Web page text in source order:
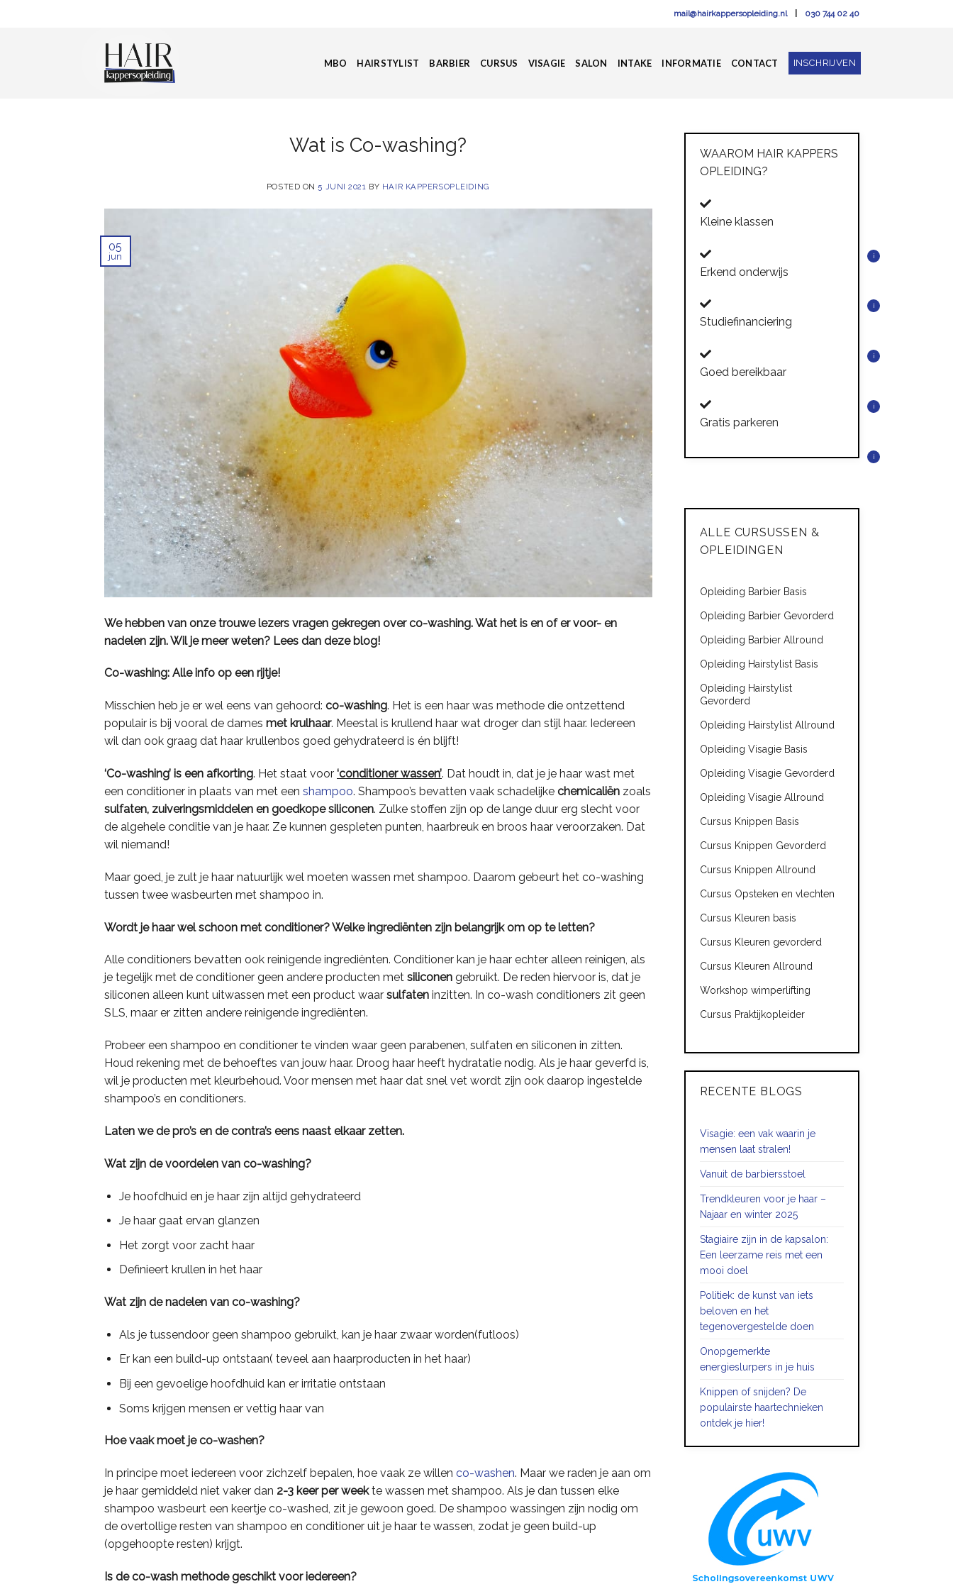
mail@hairkappersopleiding.nl 030 744 02 40
MBO HAIRSTYLIST BARBIER CURSUS VISAGIE SALON INTAKE INFORMATIE CONTACT INSCHRIJVEN
Wat is Co-washing?
POSTED ON 5 JUNI 2021 BY HAIR KAPPERSOPLEIDING
05
jun
We hebben van onze trouwe lezers vragen gekregen over co-washing. Wat het is en of er voor- en
nadelen zijn. Wil je meer weten? Lees dan deze blog!
Co-washing: Alle info op een rijtje!
Misschien heb je er wel eens van gehoord: co-washing. Het is een haar was methode die ontzettend
populair is bij vooral de dames met krulhaar. Meestal is krullend haar wat droger dan stijl haar. Iedereen
wil dan ook graag dat haar krullenbos goed gehydrateerd is én blijft!
‘Co-washing’ is een afkorting. Het staat voor ‘conditioner wassen’. Dat houdt in, dat je je haar wast met
een conditioner in plaats van met een shampoo. Shampoo’s bevatten vaak schadelijke chemicaliën zoals
sulfaten, zuiveringsmiddelen en goedkope siliconen. Zulke stoffen zijn op de lange duur erg slecht voor
de algehele conditie van je haar. Ze kunnen gespleten punten, haarbreuk en broos haar veroorzaken. Dat
wil niemand!
Maar goed, je zult je haar natuurlijk wel moeten wassen met shampoo. Daarom gebeurt het co-washing
tussen twee wasbeurten met shampoo in.
Wordt je haar wel schoon met conditioner? Welke ingrediënten zijn belangrijk om op te letten?
Alle conditioners bevatten ook reinigende ingrediënten. Conditioner kan je haar echter alleen reinigen, als
je tegelijk met de conditioner geen andere producten met siliconen gebruikt. De reden hiervoor is, dat je
siliconen alleen kunt uitwassen met een product waar sulfaten inzitten. In co-wash conditioners zit geen
SLS, maar er zitten andere reinigende ingrediënten.
Probeer een shampoo en conditioner te vinden waar geen parabenen, sulfaten en siliconen in zitten.
Houd rekening met de behoeftes van jouw haar. Droog haar heeft hydratatie nodig. Als je haar geverfd is,
wil je producten met kleurbehoud. Voor mensen met haar dat snel vet wordt zijn ook daarop ingestelde
shampoo’s en conditioners.
Laten we de pro’s en de contra’s eens naast elkaar zetten.
Wat zijn de voordelen van co-washing?
Je hoofdhuid en je haar zijn altijd gehydrateerd
Je haar gaat ervan glanzen
Het zorgt voor zacht haar
Definieert krullen in het haar
Wat zijn de nadelen van co-washing?
Als je tussendoor geen shampoo gebruikt, kan je haar zwaar worden(futloos)
Er kan een build-up ontstaan( teveel aan haarproducten in het haar)
Bij een gevoelige hoofdhuid kan er irritatie ontstaan
Soms krijgen mensen er vettig haar van
Hoe vaak moet je co-washen?
In principe moet iedereen voor zichzelf bepalen, hoe vaak ze willen co-washen. Maar we raden je aan om
je haar gemiddeld niet vaker dan 2-3 keer per weekte wassen met shampoo. Als je dan tussen elke
shampoo wasbeurt een keertje co-washed, zit je gewoon goed. De shampoo wassingen zijn nodig om
de overtollige resten van shampoo en conditioner uit je haar te wassen, zodat je geen build-up
(opgehoopte resten) krijgt.
Is de co-wash methode geschikt voor iedereen?
WAAROM HAIR KAPPERS
OPLEIDING?
Kleine klassen
i
Erkend onderwijs
i
Studiefinanciering
i
Goed bereikbaar
i
Gratis parkeren
i
ALLE CURSUSSEN &
OPLEIDINGEN
Opleiding Barbier Basis
Opleiding Barbier Gevorderd
Opleiding Barbier Allround
Opleiding Hairstylist Basis
Opleiding Hairstylist
Gevorderd
Opleiding Hairstylist Allround
Opleiding Visagie Basis
Opleiding Visagie Gevorderd
Opleiding Visagie Allround
Cursus Knippen Basis
Cursus Knippen Gevorderd
Cursus Knippen Allround
Cursus Opsteken en vlechten
Cursus Kleuren basis
Cursus Kleuren gevorderd
Cursus Kleuren Allround
Workshop wimperlifting
Cursus Praktijkopleider
RECENTE BLOGS
Visagie: een vak waarin je
mensen laat stralen!
Vanuit de barbiersstoel
Trendkleuren voor je haar –
Najaar en winter 2025
Stagiaire zijn in de kapsalon:
Een leerzame reis met een
mooi doel
Politiek: de kunst van iets
beloven en het
tegenovergestelde doen
Onopgemerkte
energieslurpers in je huis
Knippen of snijden? De
populairste haartechnieken
ontdek je hier!